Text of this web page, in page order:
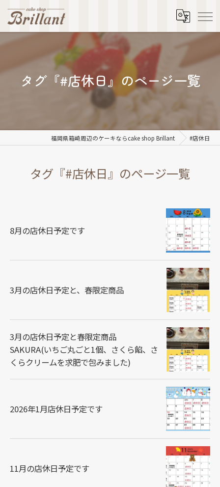
タグ『#店休日』のページ一覧
福岡県箱崎周辺のケーキならcake shop Brillant #店休日
タグ『#店休日』のページ一覧
8月の店休日予定です
3月の店休日予定と、春限定商品
3月の店休日予定と春限定商品
SAKURA(いちご丸ごと1個、さくら餡、さ
くらクリームを求肥で包みました)
2026年1月店休日予定です
11月の店休日予定です